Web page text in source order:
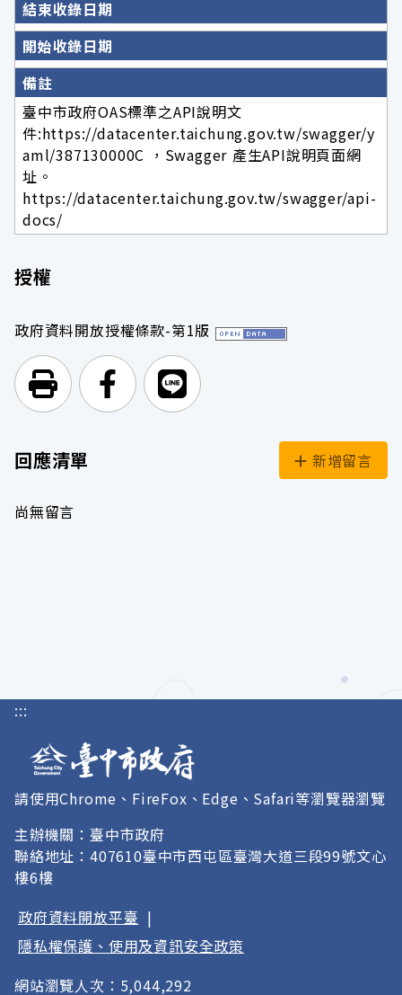
結束收錄日期
開始收錄日期
備註
臺中市政府OAS標準之API說明文
件:https://datacenter.taichung.gov.tw/swagger/y
aml/387130000C ，Swagger 產生API說明頁面網
址。
https://datacenter.taichung.gov.tw/swagger/api-
docs/
授權
政府資料開放授權條款-第1版
列印頁面前往Facebook
前往Line
回應清單 新增留言
尚無留言
:::
請使用Chrome、FireFox、Edge、Safari等瀏覽器瀏覽
主辦機關：臺中市政府
聯絡地址：407610臺中市西屯區臺灣大道三段99號文心
樓6樓
政府資料開放平臺 |
隱私權保護、使用及資訊安全政策
網站瀏覽人次：5,044,292